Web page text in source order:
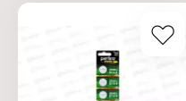
Количество в упаковке: 5
Упаковка: блистер